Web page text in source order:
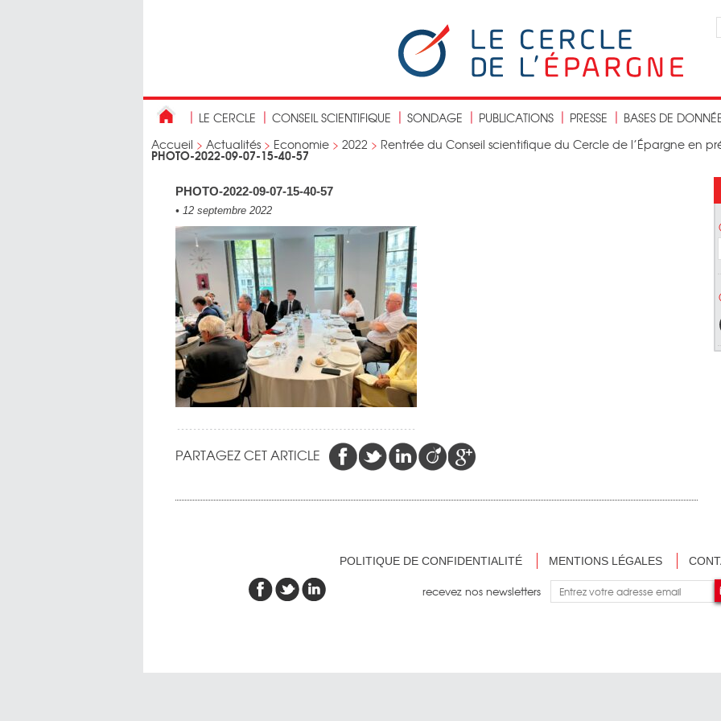
LE CERCLE CONSEIL SCIENTIFIQUE SONDAGE PUBLICATIONS PRESSE
BASES DE
Accueil > Actualités > Economie > 2022 > Rentrée du Conseil scientifique du Cercle de l’Épargne en
PHOTO-2022-09-07-15-40-57
PHOTO-2022-09-07-15-40-57
• 12 septembre 2022
PARTAGEZ CET ARTICLE
POLITIQUE DE CONFIDENTIALITÉ MENTIONS LÉGALES
recevez nos newsletters